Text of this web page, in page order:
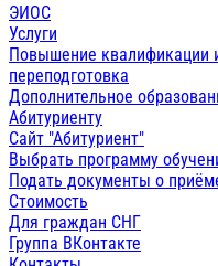
ЭИОС
Услуги
Повышение квалификации
переподготовка
Дополнительное
Абитуриенту
Сайт "Абитуриент"
Выбрать программу
Подать документы о
Стоимость
Для граждан СНГ
Группа ВКонтакте